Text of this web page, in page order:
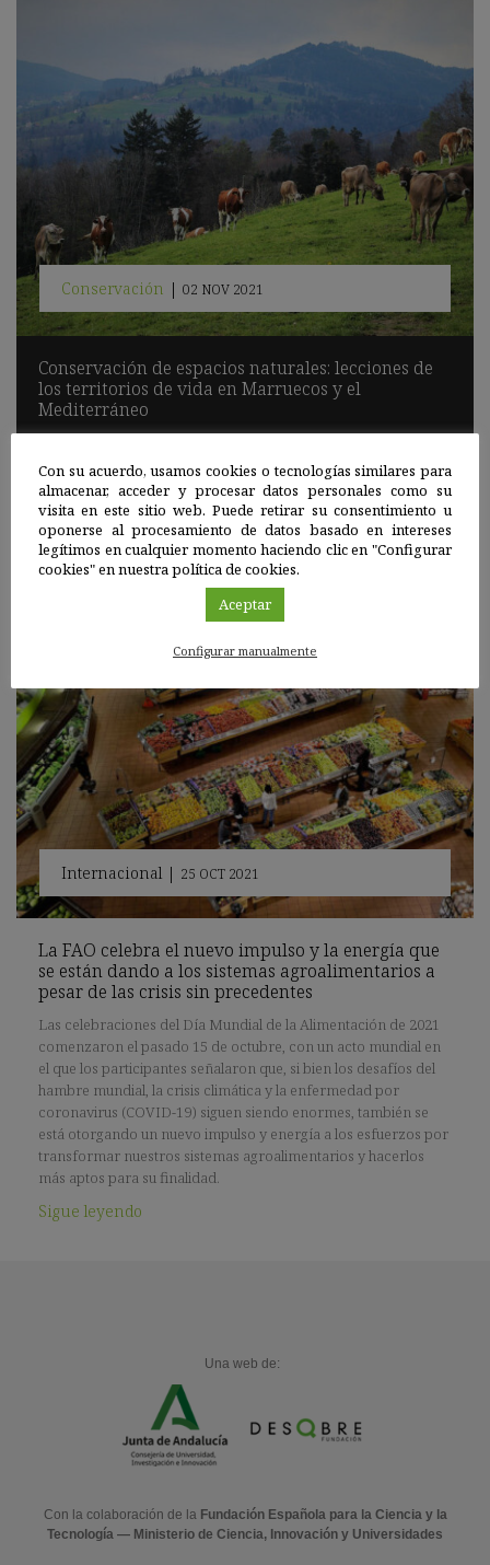
Conservación | 02 NOV 2021
Conservación de espacios naturales: lecciones de
los territorios de vida en Marruecos y el
Mediterráneo
el pastoralismo es emblemático en el Mediterráneo. Al mismo
tiempo, aquí la velocidad del cambio climático es mayor que la
que señalan las tendencias globales.
Sigue leyendo
Internacional| 25 OCT 2021
La FAO celebra el nuevo impulso y la energía que
se están dando a los sistemas agroalimentarios a
pesar de las crisis sin precedentes
Las celebraciones del Día Mundial de la Alimentación de 2021
comenzaron el pasado 15 de octubre, con un acto mundial en
el que los participantes señalaron que, si bien los desafíos del
hambre mundial, la crisis climática y la enfermedad por
coronavirus (COVID-19) siguen siendo enormes, también se
está otorgando un nuevo impulso y energía a los esfuerzos por
transformar nuestros sistemas agroalimentarios y hacerlos
más aptos para su finalidad.
Sigue leyendo
Una web de:
Con la colaboración de la Fundación Española para la Ciencia y la
Tecnología — Ministerio de Ciencia, Innovación y Universidades
Con su acuerdo, usamos cookies o tecnologías similares para
almacenar, acceder y procesar datos personales como su
visita en este sitio web. Puede retirar su consentimiento u
oponerse al procesamiento de datos basado en intereses
legítimos en cualquier momento haciendo clic en "Configurar
cookies" en nuestra política de cookies.
Aceptar
Configurar manualmente